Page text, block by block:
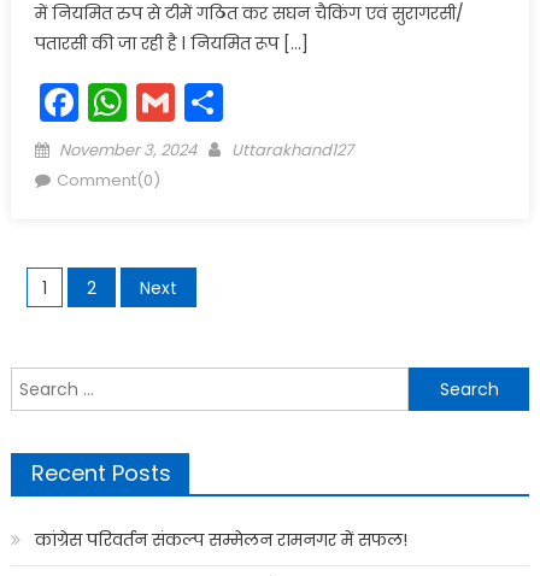
में नियमित रुप से टीमें गठित कर सघन चैकिंग एवं सुरागरसी/
पतारसी की जा रही है l नियमित रूप […]
Facebook
WhatsApp
GmailShare
Posted
on
November 3, 2024 Author
Uttarakhand127
Comment(0)
Posts
navigation
1 2 Next
Search
for:
Recent Posts
कांग्रेस परिवर्तन संकल्प सम्मेलन रामनगर में सफल!